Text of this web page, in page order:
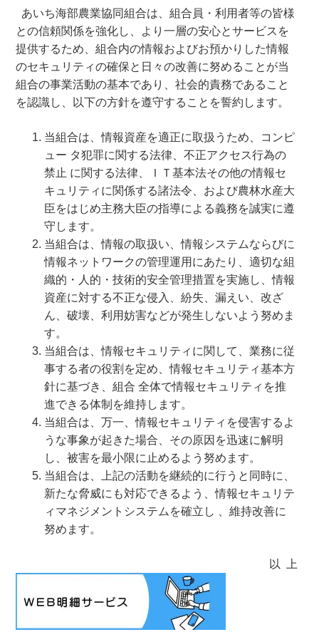
あいち海部農業協同組合は、組合員・利用者等の皆様
との信頼関係を強化し、より一層の安心とサービスを
提供するため、組合内の情報およびお預かりした情報
のセキュリティの確保と日々の改善に努めることが当
組合の事業活動の基本であり、社会的責務であること
を認識し、以下の方針を遵守することを誓約します。
当組合は、情報資産を適正に取扱うため、コンピ
ュー タ犯罪に関する法律、不正アクセス行為の
禁止 に関する法律、ＩＴ基本法その他の情報セ
キュリティに関係する諸法令、および農林水産大
臣をはじめ主務大臣の指導による義務を誠実に遵
守します。
当組合は、情報の取扱い、情報システムならびに
情報ネットワークの管理運用にあたり、適切な組
織的・人的・技術的安全管理措置を実施し、情報
資産に対する不正な侵入、紛失、漏えい、改ざ
ん、破壊、利用妨害などが発生しないよう努めま
す。
当組合は、情報セキュリティに関して、業務に従
事する者の役割を定め、情報セキュリティ基本方
針に基づき、組合 全体で情報セキュリティを推
進できる体制を維持します。
当組合は、万一、情報セキュリティを侵害するよ
うな事象が起きた場合、その原因を迅速に解明
し、被害を最小限に止めるよう努めます。
当組合は、上記の活動を継続的に行うと同時に、
新たな脅威にも対応できるよう、情報セキュリテ
ィマネジメントシステムを確立し 、維持改善に
努めます。
以 上